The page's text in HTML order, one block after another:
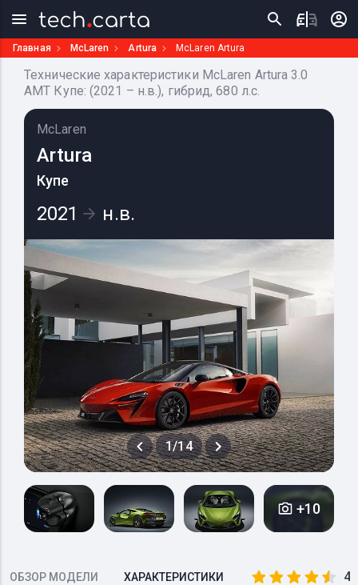
Главная McLaren Artura McLaren Artura
Технические характеристики McLaren Artura 3.0
AMT Купе: (2021 – н.в.), гибрид, 680 л.с.
McLaren
Artura
Купе
2021 н.в.
1/14
+10
ОБЗОР МОДЕЛИ ХАРАКТЕРИСТИКИ